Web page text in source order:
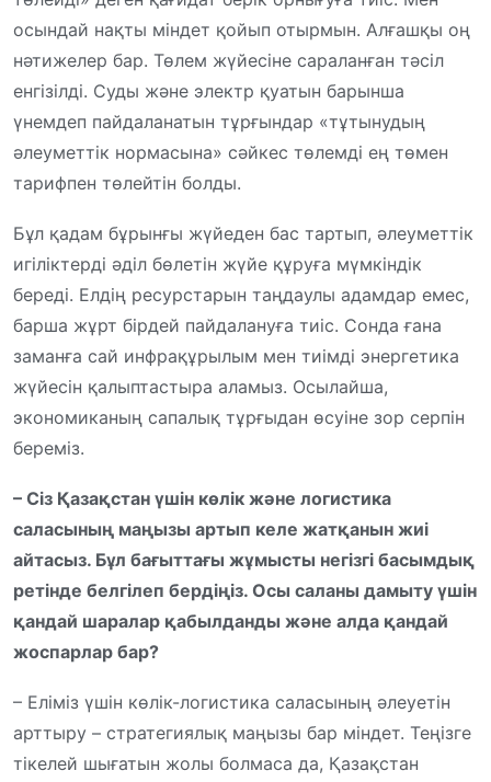
осындай нақты міндет қойып отырмын. Алғашқы оң
нәтижелер бар. Төлем жүйесіне сараланған тәсіл
енгізілді. Суды және электр қуатын барынша
үнемдеп пайдаланатын тұрғындар «тұтынудың
әлеуметтік нормасына» сәйкес төлемді ең төмен
тарифпен төлейтін болды.
Бұл қадам бұрынғы жүйеден бас тартып, әлеуметтік
игіліктерді әділ бөлетін жүйе құруға мүмкіндік
береді. Елдің ресурстарын таңдаулы адамдар емес,
барша жұрт бірдей пайдалануға тиіс. Сонда ғана
заманға сай инфрақұрылым мен тиімді энергетика
жүйесін қалыптастыра аламыз. Осылайша,
экономиканың сапалық тұрғыдан өсуіне зор серпін
береміз.
– Сіз Қазақстан үшін көлік және логистика
саласының маңызы артып келе жатқанын жиі
айтасыз. Бұл бағыттағы жұмысты негізгі басымдық
ретінде белгілеп бердіңіз. Осы саланы дамыту үшін
қандай шаралар қабылданды және алда қандай
жоспарлар бар?
– Еліміз үшін көлік-логистика саласының әлеуетін
арттыру – стратегиялық маңызы бар міндет. Теңізге
тікелей шығатын жолы болмаса да, Қазақстан